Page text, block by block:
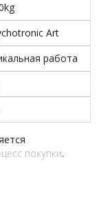
Art
работа
покупки.